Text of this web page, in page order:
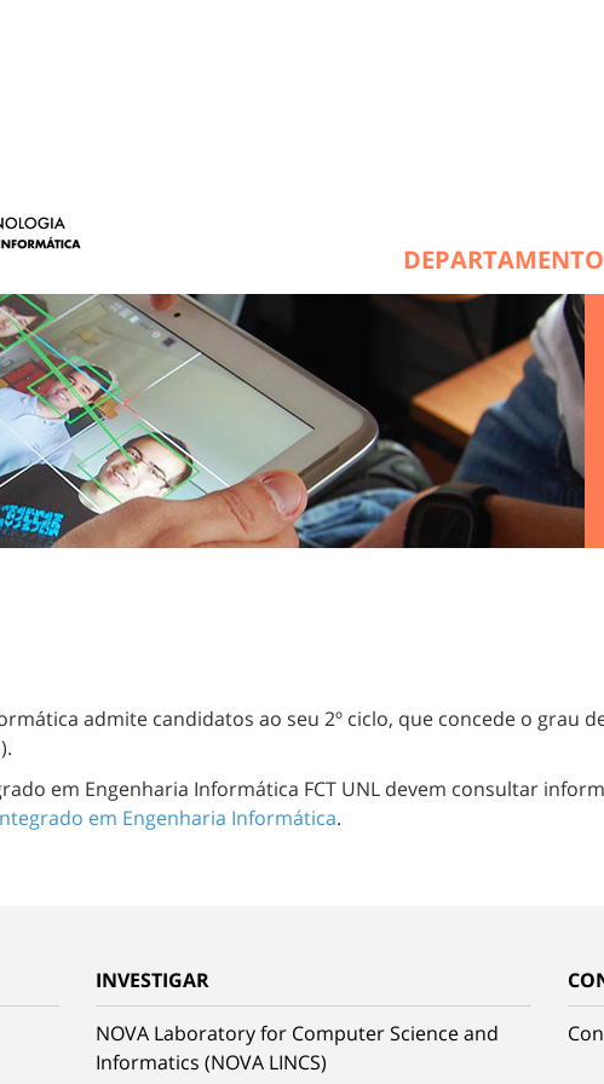
DEPARTAMENTO
admite candidatos ao seu 2º ciclo, que concede o grau
em Engenharia Informática FCT UNL devem consultar
em Engenharia Informática.
INVESTIGAR
NOVA Laboratory for Computer Science and
Informatics (NOVA LINCS)